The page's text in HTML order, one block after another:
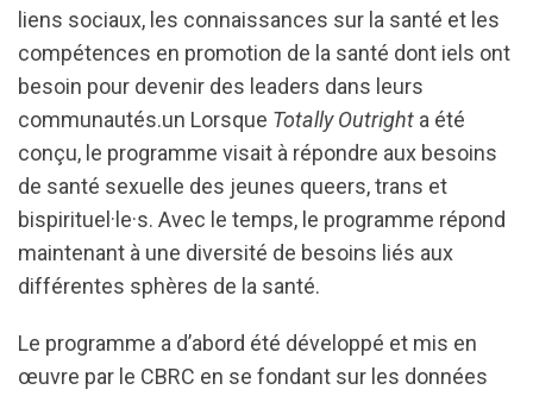
liens sociaux, les connaissances sur la santé et les
compétences en promotion de la santé dont iels ont
besoin pour devenir des leaders dans leurs
communautés.un Lorsque Totally Outright a été
conçu, le programme visait à répondre aux besoins
de santé sexuelle des jeunes queers, trans et
bispirituel·le·s. Avec le temps, le programme répond
maintenant à une diversité de besoins liés aux
différentes sphères de la santé.
Le programme a d’abord été développé et mis en
œuvre par le CBRC en se fondant sur les données